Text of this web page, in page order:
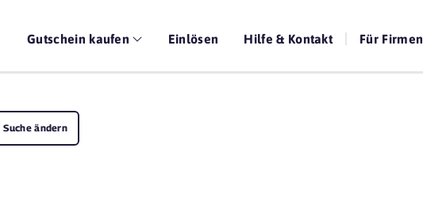
Gutschein kaufen Einlösen Hilfe & Kontakt Für Firmen
Suche ändern